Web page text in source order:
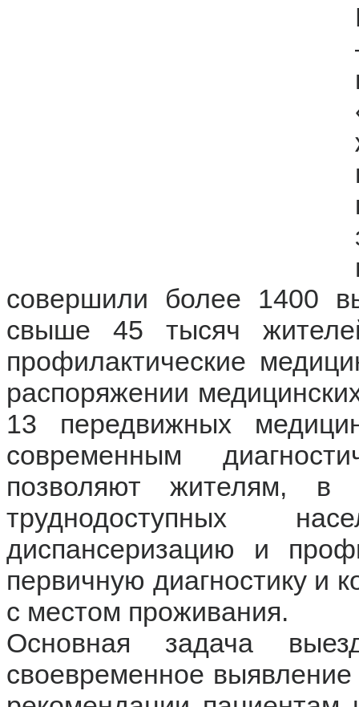
совершили более 1400
свыше 45 тысяч
профилактические
распоряжении
13 передвижных
современным
позволяют жителям,
труднодоступных
диспансеризацию и
первичную диагностику и
с местом проживания.
Основная задача
своевременное